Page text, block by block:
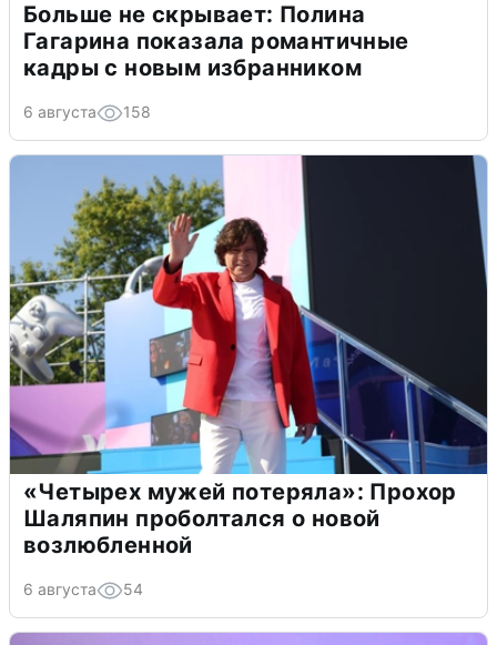
Больше не скрывает: Полина
Гагарина показала романтичные
кадры с новым избранником
6 августа 158
«Четырех мужей потеряла»: Прохор
Шаляпин проболтался о новой
возлюбленной
6 августа 54